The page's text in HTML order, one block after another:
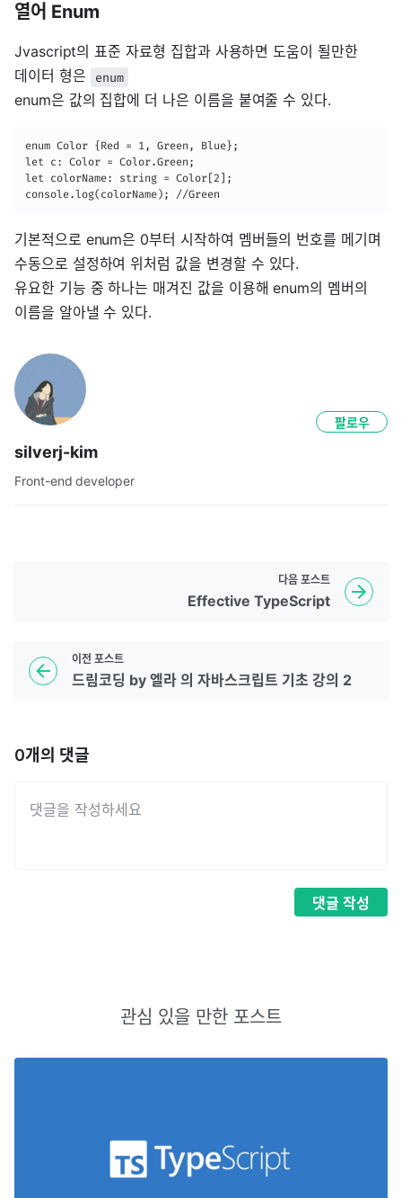
열어 Enum
Jvascript의 표준 자료형 집합과 사용하면 도움이 될만한
데이터 형은
enum
enum은 값의 집합에 더 나은 이름을 붙여줄 수 있다.
enum Color {Red = 1, Green, Blue};
let c: Color = Color.Green;
let colorName: string = Color[2];
console.log(colorName); //Green
기본적으로 enum은 0부터 시작하여 멤버들의 번호를 메기며
수동으로 설정하여 위처럼 값을 변경할 수 있다.
유요한 기능 중 하나는 매겨진 값을 이용해 enum의 멤버의
이름을 알아낼 수 있다.
silverj-kim
Front-end developer
팔로우
이전 포스트
드림코딩 by 엘라 의 자바스크립트 기초 강의 2
다음 포스트
Effective TypeScript
0개의 댓글
댓글 작성
관심 있을 만한 포스트